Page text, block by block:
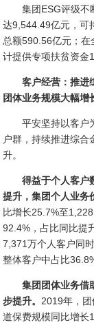
集团ESG评级不
达9,544.49亿元，可
总额590.56亿元；在
计提供专项扶贫资金
客户经营：推进
团体业务规模大幅增
平安坚持以客户
户群，持续推进综
升。
得益于个人客户
提升，集团个人业务
比增长25.7%至
92.4%，占比同比提
7,371万个人客户同
整体客户中占比
集团团体业务借
步提升。 2019年，
道保费规模同比增长